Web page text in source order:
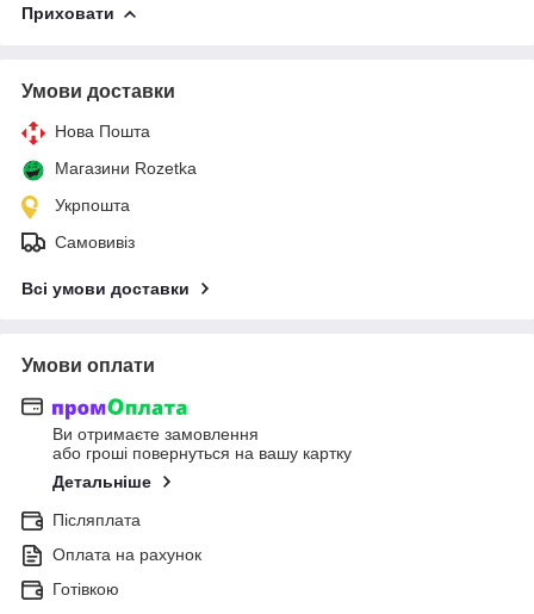
Приховати
Умови доставки
Нова Пошта
Магазини Rozetka
Укрпошта
Самовивіз
Всі умови доставки
Умови оплати
Ви отримаєте замовлення
або гроші повернуться на вашу картку
Детальніше
Післяплата
Оплата на рахунок
Готівкою